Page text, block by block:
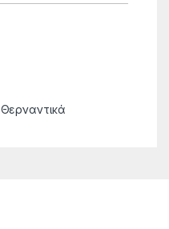
Θερναντικά